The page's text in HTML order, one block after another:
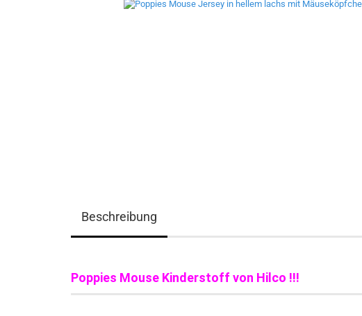
Beschreibung
Poppies Mouse Kinderstoff von Hilco !!!